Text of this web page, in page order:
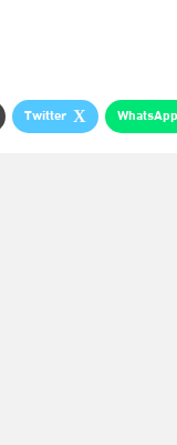
WhatsApp
Twitter